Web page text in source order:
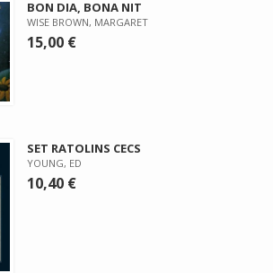
BON DIA, BONA NIT
WISE BROWN, MARGARET
15,00 €
SET RATOLINS CECS
YOUNG, ED
10,40 €